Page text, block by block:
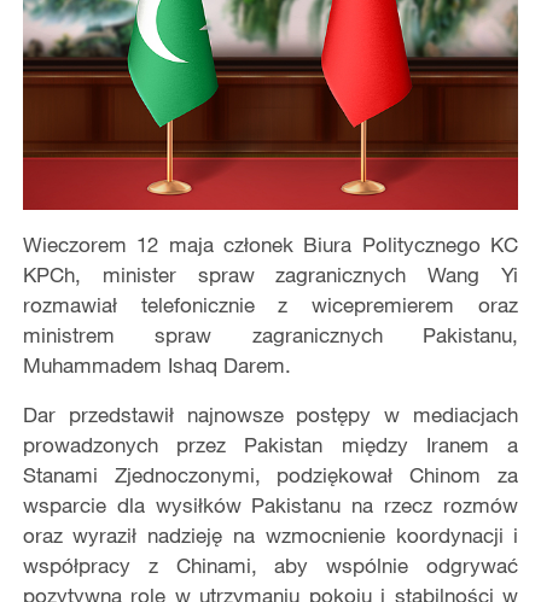
Wieczorem 12 maja członek Biura Politycznego KC
KPCh, minister spraw zagranicznych Wang Yi
rozmawiał telefonicznie z wicepremierem oraz
ministrem spraw zagranicznych Pakistanu,
Muhammadem Ishaq Darem.
Dar przedstawił najnowsze postępy w mediacjach
prowadzonych przez Pakistan między Iranem a
Stanami Zjednoczonymi, podziękował Chinom za
wsparcie dla wysiłków Pakistanu na rzecz rozmów
oraz wyraził nadzieję na wzmocnienie koordynacji i
współpracy z Chinami, aby wspólnie odgrywać
pozytywną rolę w utrzymaniu pokoju i stabilności w